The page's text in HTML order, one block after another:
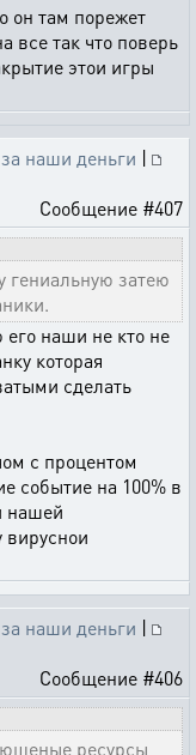
он там порежет
все так что поверь
этои игры
наши деньги |
Сообщение #407
гениальную затею
его наши не кто не
которая
сделать
с процентом
событие на 100% в
нашей
вируснои
наши деньги |
Сообщение #406
ресурсы